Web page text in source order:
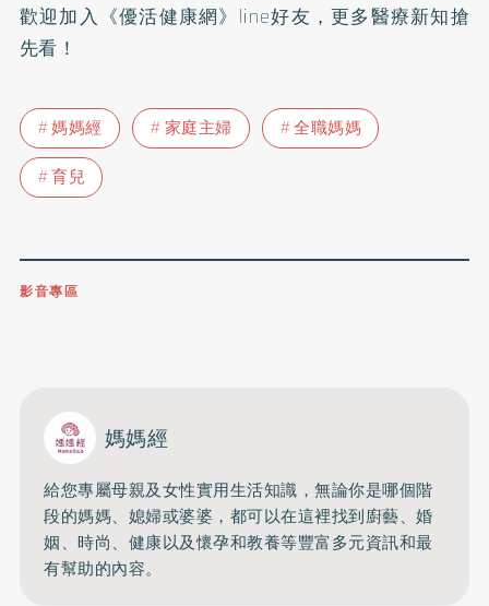
歡迎加入 《優活健康網》line好友 ，更多醫療新知搶
先看！
媽媽經 家庭主婦
全職媽媽
育兒
影音專區
媽媽經
給您專屬母親及女性實用生活知識，無論你是哪個階
段的媽媽、媳婦或婆婆，都可以在這裡找到廚藝、婚
姻、時尚、健康以及懷孕和教養等豐富多元資訊和最
有幫助的內容。